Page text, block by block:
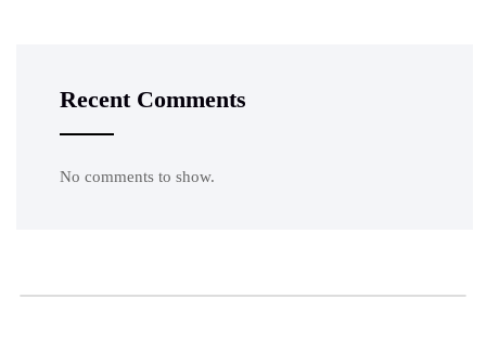
Recent Comments
No comments to show.